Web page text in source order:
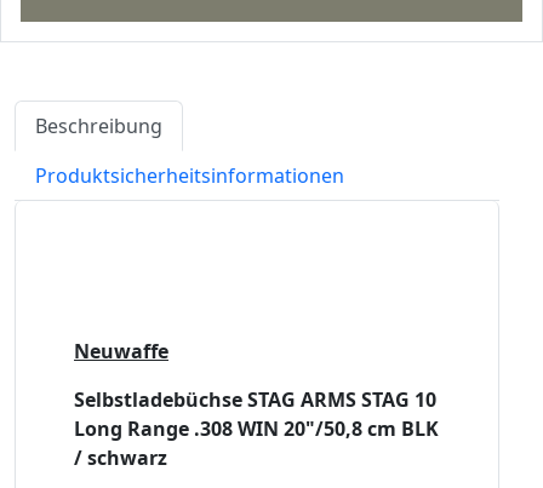
Beschreibung
Produktsicherheitsinformationen
Neuwaffe
Selbstladebüchse STAG ARMS STAG 10
Long Range .308 WIN 20"/50,8 cm BLK
/ schwarz